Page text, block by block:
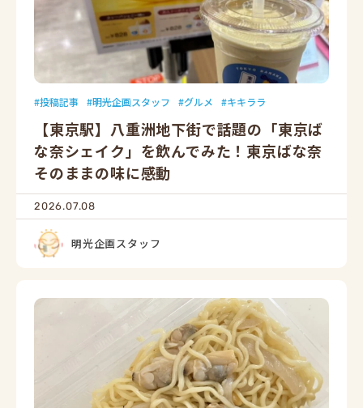
投稿記事 明光企画スタッフ グルメ キキララ
【東京駅】八重洲地下街で話題の「東京ば
な奈シェイク」を飲んでみた！東京ばな奈
そのままの味に感動
2026.07.08
明光企画スタッフ